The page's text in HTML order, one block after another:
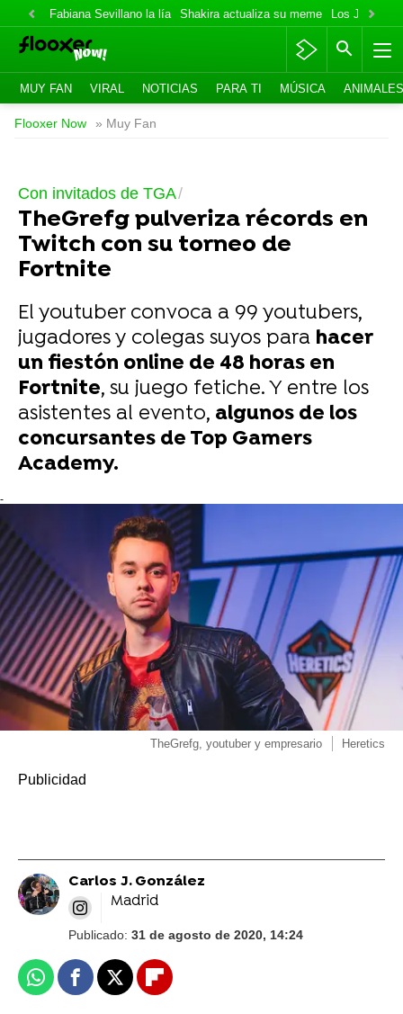
Fabiana Sevillano la lía Shakira actualiza su meme Los Jonas
MUY FAN VIRAL NOTICIAS PARA TI MÚSICA ANIMALES
Flooxer Now » Muy Fan
Con invitados de TGA
TheGrefg pulveriza récords en
Twitch con su torneo de
Fortnite
El youtuber convoca a 99 youtubers,
jugadores y colegas suyos para hacer
un fiestón online de 48 horas en
Fortnite, su juego fetiche. Y entre los
asistentes al evento, algunos de los
concursantes de Top Gamers
Academy.
-
TheGrefg, youtuber y empresario Heretics
Carlos J. González
Madrid
Publicado: 31 de agosto de 2020, 14:24
WhatsappFacebook
X Flipboard